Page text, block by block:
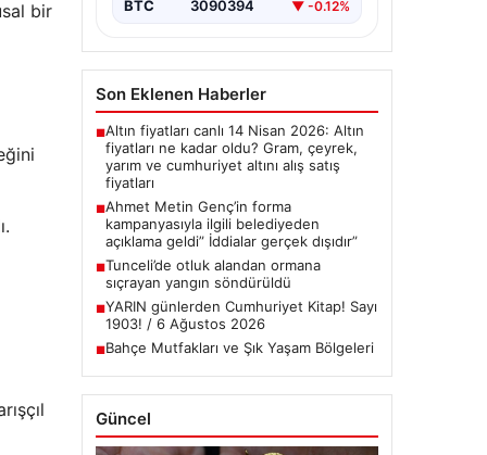
bir
BTC 3090394 ▼ -0.12%
Son Eklenen Haberler
■Altın fiyatları canlı 14 Nisan 2026: Altın
fiyatları ne kadar oldu? Gram, çeyrek,
yarım ve cumhuriyet altını alış satış
fiyatları
■Ahmet Metin Genç’in forma
kampanyasıyla ilgili belediyeden
açıklama geldi” İddialar gerçek dışıdır”
■Tunceli’de otluk alandan ormana
sıçrayan yangın söndürüldü
■YARIN günlerden Cumhuriyet Kitap! Sayı
1903! / 6 Ağustos 2026
■Bahçe Mutfakları ve Şık Yaşam Bölgeleri
Güncel